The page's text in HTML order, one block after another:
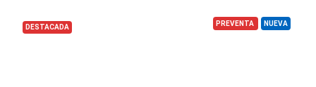
DESTACADA PREVENTA NUEVA